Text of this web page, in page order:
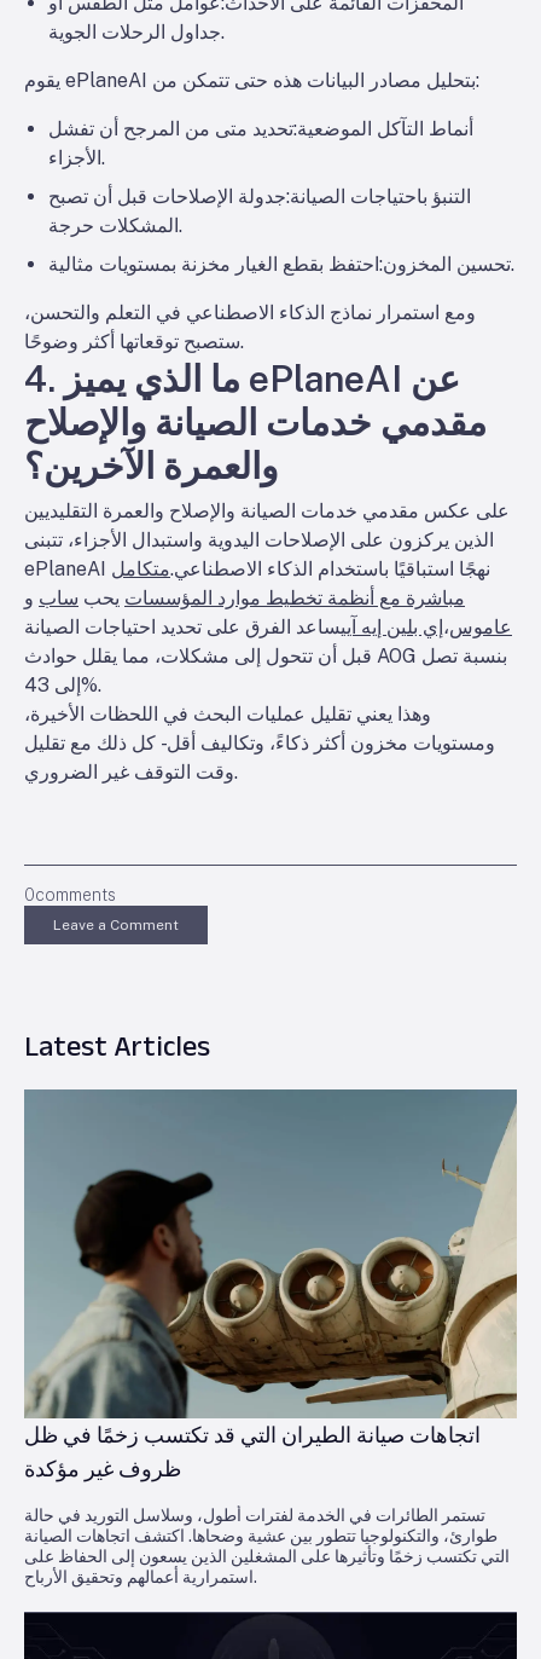
جداول الرحلات الجوية.
يقوم ePlaneAI بتحليل مصادر البيانات هذه حتى تتمكن من:
أنماط التآكل الموضعية:تحديد متى من المرجح أن تفشل
الأجزاء.
التنبؤ باحتياجات الصيانة:جدولة الإصلاحات قبل أن تصبح
المشكلات حرجة.
تحسين المخزون:احتفظ بقطع الغيار مخزنة بمستويات مثالية.
ومع استمرار نماذج الذكاء الاصطناعي في التعلم والتحسن،
ستصبح توقعاتها أكثر وضوحًا.
4. ما الذي يميز ePlaneAI عن
مقدمي خدمات الصيانة والإصلاح
والعمرة الآخرين؟
على عكس مقدمي خدمات الصيانة والإصلاح والعمرة التقليديين
الذين يركزون على الإصلاحات اليدوية واستبدال الأجزاء، تتبنى
ePlaneAI نهجًا استباقيًا باستخدام الذكاء الاصطناعي.متكامل
مباشرة مع أنظمة تخطيط موارد المؤسسات يحب ساب و
عاموس،إي بلين إيه آييساعد الفرق على تحديد احتياجات الصيانة
قبل أن تتحول إلى مشكلات، مما يقلل حوادث AOG بنسبة تصل
إلى 43%.
وهذا يعني تقليل عمليات البحث في اللحظات الأخيرة،
ومستويات مخزون أكثر ذكاءً، وتكاليف أقل - كل ذلك مع تقليل
وقت التوقف غير الضروري.
0comments
Leave a Comment
Latest Articles
اتجاهات صيانة الطيران التي قد تكتسب زخمًا في ظل
ظروف غير مؤكدة
تستمر الطائرات في الخدمة لفترات أطول، وسلاسل التوريد في حالة
طوارئ، والتكنولوجيا تتطور بين عشية وضحاها. اكتشف اتجاهات الصيانة
التي تكتسب زخمًا وتأثيرها على المشغلين الذين يسعون إلى الحفاظ على
استمرارية أعمالهم وتحقيق الأرباح.